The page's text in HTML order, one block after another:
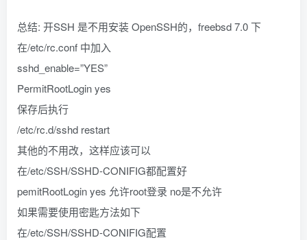
总结: 开SSH 是不用安装 OpenSSH的，freebsd 7.0 下
在/etc/rc.conf 中加入
sshd_enable=”YES”
PermitRootLogin yes
保存后执行
/etc/rc.d/sshd restart
其他的不用改，这样应该可以
在/etc/SSH/SSHD-CONIFIG都配置好
pemitRootLogin yes 允许root登录 no是不允许
如果需要使用密匙方法如下
在/etc/SSH/SSHD-CONIFIG配置